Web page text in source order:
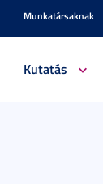
Munkatársaknak
Kutatás